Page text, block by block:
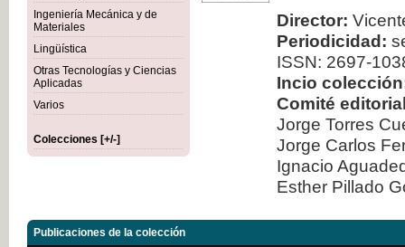
Ingeniería Mecánica y de
Materiales
Lingüística
Otras Tecnologías y Ciencias
Aplicadas
Varios
Colecciones [+/-]
Director:
Periodicidad:
ISSN: 2697-
Incio
Comité
Jorge Torres
Jorge Carlos
Ignacio
Esther Pillado
Publicaciones de la colección